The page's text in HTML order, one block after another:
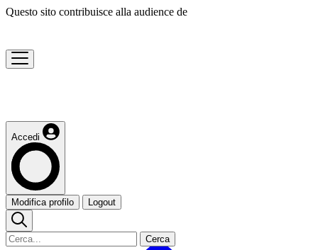
Questo sito contribuisce alla audience de
Accedi
Modifica profilo Logout
Cerca